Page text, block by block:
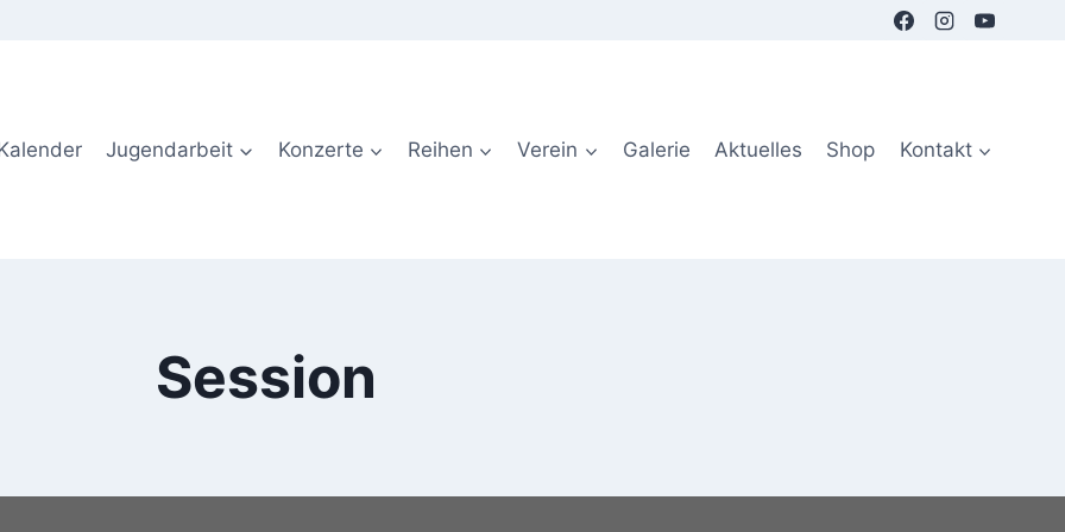
Jugendarbeit Konzerte Reihen Verein Galerie Aktuelles Shop Kontakt
Session